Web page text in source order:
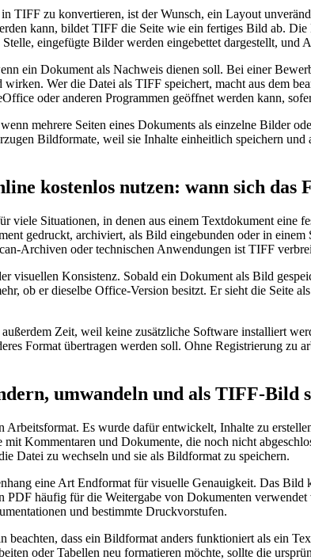
TIFF zu konvertieren, ist der Wunsch, ein Layout
kann, bildet TIFF die Seite wie ein fertiges Bild ab.
Stelle, eingefügte Bilder werden eingebettet dargestellt, und
ein Dokument als Nachweis dienen soll. Bei einer
Wer die Datei als TIFF speichert, macht aus dem
oder anderen Programmen geöffnet werden kann,
mehrere Seiten eines Dokuments als einzelne Bilder
Bildformate, weil sie Inhalte einheitlich speichern
kostenlos nutzen: wann sich das
viele Situationen, in denen aus einem Textdokument eine
gedruckt, archiviert, als Bild eingebunden oder in
Archiven oder technischen Anwendungen ist TIFF
visuellen Konsistenz. Sobald ein Dokument als Bild
ob er dieselbe Office-Version besitzt. Er sieht die Seite
Zeit, weil keine zusätzliche Software installiert
Format übertragen werden soll. Ohne Registrierung
umwandeln und als TIFF-Bild
Es wurde dafür entwickelt, Inhalte zu
mit Kommentaren und Dokumente, die noch nicht
Datei zu wechseln und sie als Bildformat zu speichern.
eine Art Endformat für visuelle Genauigkeit. Das
PDF häufig für die Weitergabe von Dokumenten
und bestimmte Druckvorstufen.
beachten, dass ein Bildformat anders funktioniert als ein
oder Tabellen neu formatieren möchte, sollte die